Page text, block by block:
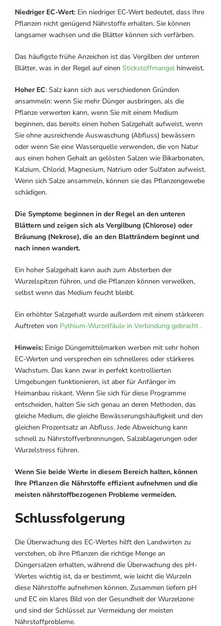
Niedriger EC-Wert: Ein niedriger EC-Wert bedeutet, dass Ihre
Pflanzen nicht genügend Nährstoffe erhalten. Sie können
langsamer wachsen und die Blätter können sich verfärben.
Das häufigste frühe Anzeichen ist das Vergilben der unteren
Blätter, was in der Regel auf einen Stickstoffmangel hinweist.
Hoher EC: Salz kann sich aus verschiedenen Gründen
ansammeln: wenn Sie mehr Dünger ausbringen, als die
Pflanze verwerten kann, wenn Sie mit einem Medium
beginnen, das bereits einen hohen Salzgehalt aufweist, wenn
Sie ohne ausreichende Auswaschung (Abfluss) bewässern
oder wenn Sie eine Wasserquelle verwenden, die von Natur
aus einen hohen Gehalt an gelösten Salzen wie Bikarbonaten,
Kalzium, Chlorid, Magnesium, Natrium oder Sulfaten aufweist.
Wenn sich Salze ansammeln, können sie das Pflanzengewebe
schädigen.
Die Symptome beginnen in der Regel an den unteren
Blättern und zeigen sich als Vergilbung (Chlorose) oder
Bräunung (Nekrose), die an den Blatträndern beginnt und
nach innen wandert.
Ein hoher Salzgehalt kann auch zum Absterben der
Wurzelspitzen führen, und die Pflanzen können verwelken,
selbst wenn das Medium feucht bleibt.
Ein erhöhter Salzgehalt wurde außerdem mit einem stärkeren
Auftreten von Pythium-Wurzelfäule in Verbindung gebracht .
Hinweis: Einige Düngemittelmarken werben mit sehr hohen
EC-Werten und versprechen ein schnelleres oder stärkeres
Wachstum. Das kann zwar in perfekt kontrollierten
Umgebungen funktionieren, ist aber für Anfänger im
Heimanbau riskant. Wenn Sie sich für diese Programme
entscheiden, halten Sie sich genau an deren Methoden, das
gleiche Medium, die gleiche Bewässerungshäufigkeit und den
gleichen Prozentsatz an Abfluss. Jede Abweichung kann
schnell zu Nährstoffverbrennungen, Salzablagerungen oder
Wurzelstress führen.
Wenn Sie beide Werte in diesem Bereich halten, können
Ihre Pflanzen die Nährstoffe effizient aufnehmen und die
meisten nährstoffbezogenen Probleme vermeiden.
Schlussfolgerung
Die Überwachung des EC-Wertes hilft den Landwirten zu
verstehen, ob ihre Pflanzen die richtige Menge an
Düngersalzen erhalten, während die Überwachung des pH-
Wertes wichtig ist, da er bestimmt, wie leicht die Wurzeln
diese Nährstoffe aufnehmen können. Zusammen liefern pH
und EC ein klares Bild von der Gesundheit der Wurzelzone
und sind der Schlüssel zur Vermeidung der meisten
Nährstoffprobleme.